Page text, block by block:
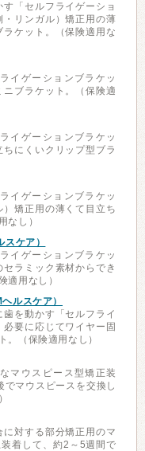
「セルフライゲーショ
リンガル）矯正用の薄
ケット。（保険適用な
イゲーションブラケッ
ブラケット。（保険適
イゲーションブラケッ
にくいクリップ型ブラ
イゲーションブラケッ
矯正用の薄くて目立ち
なし）
ケア）
イゲーションブラケッ
ラミック素材からでき
適用なし）
ルスケア）
を動かす「セルフライ
要に応じてワイヤー固
。（保険適用なし）
マウスピース型矯正装
マウスピースを交換し
対する部分矯正用のマ
着して、約2～5週間で